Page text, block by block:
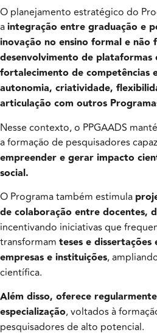
O planejamento estratégico do
aintegração entre graduação e
inovação no ensino formal e não
desenvolvimento de plataformas
fortalecimento de competências
autonomia, criatividade,
articulação com outros
Nesse contexto, o PPGAADS
a formação de pesquisadores
empreender e gerar impacto
social.
O Programa também estimula
de colaboração entre docentes,
incentivando iniciativas que
transformam teses e dissertações
empresas e instituições,
científica.
Além disso, oferece
especialização, voltados à
pesquisadores de alto potencial.